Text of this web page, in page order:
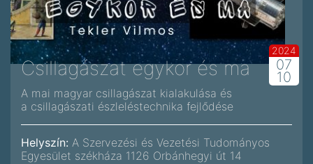
2024
07
10
Csillagászat egykor és ma
A mai magyar csillagászat kialakulása és
a csillagászati észleléstechnika fejlődése
Helyszín: A Szervezési és Vezetési Tudományos
Egyesület székháza 1126 Orbánhegyi út 14